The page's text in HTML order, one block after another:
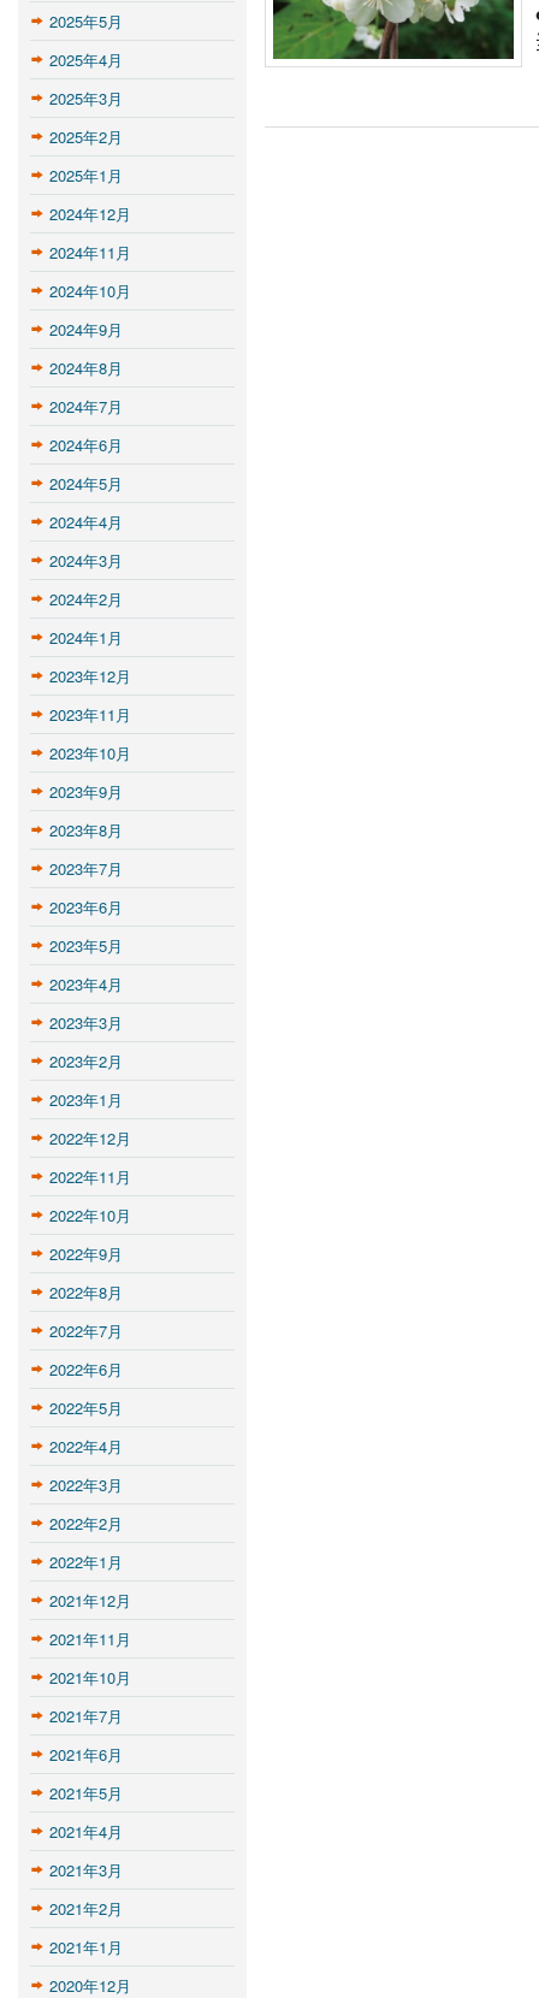
2025年5月
2025年4月
2025年3月
2025年2月
2025年1月
2024年12月
2024年11月
2024年10月
2024年9月
2024年8月
2024年7月
2024年6月
2024年5月
2024年4月
2024年3月
2024年2月
2024年1月
2023年12月
2023年11月
2023年10月
2023年9月
2023年8月
2023年7月
2023年6月
2023年5月
2023年4月
2023年3月
2023年2月
2023年1月
2022年12月
2022年11月
2022年10月
2022年9月
2022年8月
2022年7月
2022年6月
2022年5月
2022年4月
2022年3月
2022年2月
2022年1月
2021年12月
2021年11月
2021年10月
2021年7月
2021年6月
2021年5月
2021年4月
2021年3月
2021年2月
2021年1月
2020年12月